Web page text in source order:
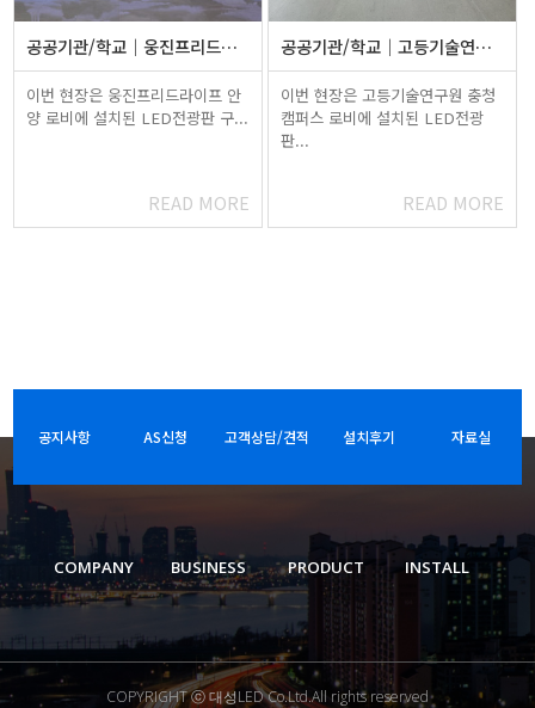
공공기관/학교 웅진프리드라이프 안양 로비 LED전광…
이번 현장은 웅진프리드라이프 안
양 로비에 설치된 LED전광판 구...
READ MORE
공공기관/학교 고등기술연구원 충청캠퍼스 로비 LED…
이번 현장은 고등기술연구원 충청
캠퍼스 로비에 설치된 LED전광
판...
READ MORE
공지사항 AS신청 고객상담/견적 설치후기 자료실
COMPANY BUSINESS PRODUCT INSTALL
COPYRIGHT ⓒ 대성LED Co.Ltd.All rights reserved